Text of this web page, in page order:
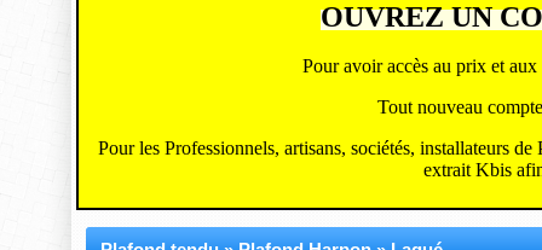
OUVREZ UN
Pour avoir accès au prix et
Tout nouveau
Pour les Professionnels, artisans, sociétés, installateurs
extrait Kbis